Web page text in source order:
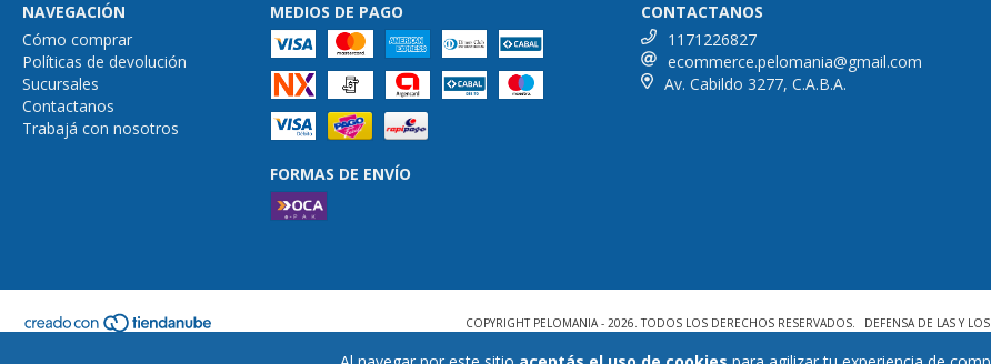
NAVEGACIÓN
Cómo comprar
Políticas de devolución
Sucursales
Contactanos
Trabajá con nosotros
MEDIOS DE PAGO
FORMAS DE ENVÍO
CONTACTANOS
1171226827
ecommerce.pelomania@gmail.com
Av. Cabildo 3277, C.A.B.A.
COPYRIGHT PELOMANIA - 2026. TODOS LOS DERECHOS RESERVADOS. DEFENSA DE LAS Y